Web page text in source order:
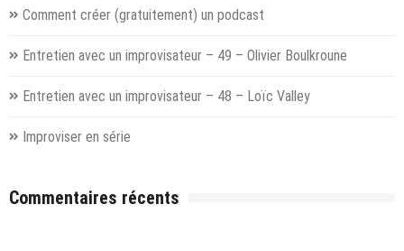
Comment créer (gratuitement) un podcast
Entretien avec un improvisateur – 49 – Olivier Boulkroune
Entretien avec un improvisateur – 48 – Loïc Valley
Improviser en série
Commentaires récents